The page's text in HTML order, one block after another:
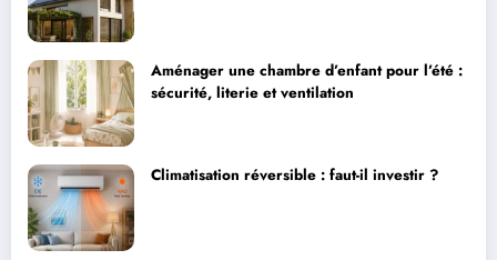
Aménager une chambre d’enfant pour l’été :
sécurité, literie et ventilation
Climatisation réversible : faut-il investir ?